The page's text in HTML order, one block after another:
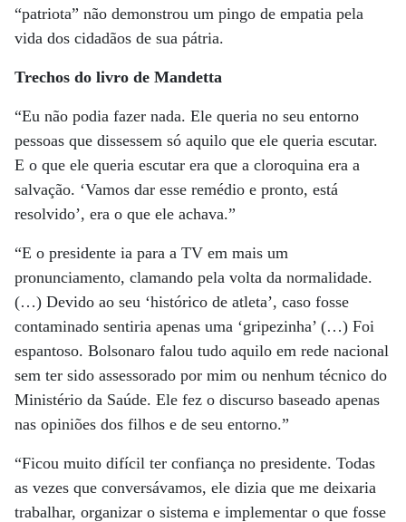
“patriota” não demonstrou um pingo de empatia pela
vida dos cidadãos de sua pátria.
Trechos do livro de Mandetta
“Eu não podia fazer nada. Ele queria no seu entorno
pessoas que dissessem só aquilo que ele queria escutar.
E o que ele queria escutar era que a cloroquina era a
salvação. ‘Vamos dar esse remédio e pronto, está
resolvido’, era o que ele achava.”
“E o presidente ia para a TV em mais um
pronunciamento, clamando pela volta da normalidade.
(…) Devido ao seu ‘histórico de atleta’, caso fosse
contaminado sentiria apenas uma ‘gripezinha’ (…) Foi
espantoso. Bolsonaro falou tudo aquilo em rede nacional
sem ter sido assessorado por mim ou nenhum técnico do
Ministério da Saúde. Ele fez o discurso baseado apenas
nas opiniões dos filhos e de seu entorno.”
“Ficou muito difícil ter confiança no presidente. Todas
as vezes que conversávamos, ele dizia que me deixaria
trabalhar, organizar o sistema e implementar o que fosse